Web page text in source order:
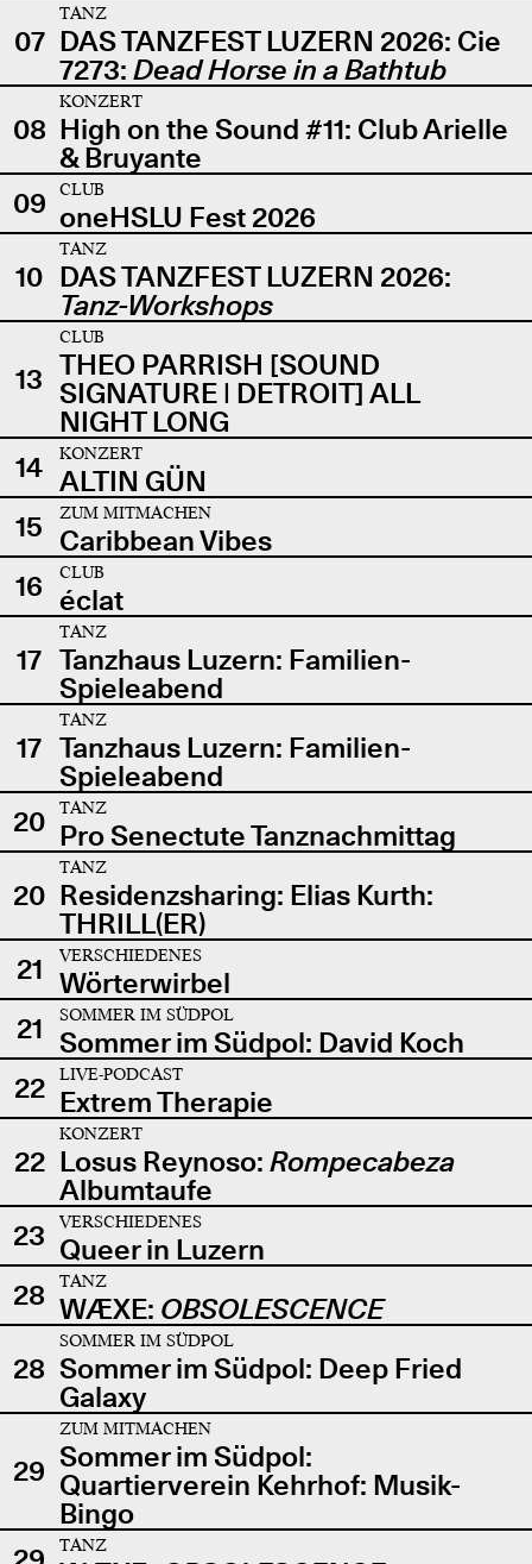
07
TANZ
DAS TANZFEST LUZERN 2026: Cie
7273: Dead Horse in a Bathtub
08
KONZERT
High on the Sound #11: Club Arielle
& Bruyante
09
CLUB
oneHSLU Fest 2026
10
TANZ
DAS TANZFEST LUZERN 2026:
Tanz-Workshops
13
CLUB
THEO PARRISH [SOUND
SIGNATURE | DETROIT] ALL
NIGHT LONG
14
KONZERT
ALTIN GÜN
15
ZUM MITMACHEN
Caribbean Vibes
16
CLUB
éclat
17
TANZ
Tanzhaus Luzern: Familien-
Spieleabend
17
TANZ
Tanzhaus Luzern: Familien-
Spieleabend
20
TANZ
Pro Senectute Tanznachmittag
20
TANZ
Residenzsharing: Elias Kurth:
THRILL(ER)
21
VERSCHIEDENES
Wörterwirbel
21
SOMMER IM SÜDPOL
Sommer im Südpol: David Koch
22
LIVE-PODCAST
Extrem Therapie
22
KONZERT
Losus Reynoso: Rompecabeza
Albumtaufe
23
VERSCHIEDENES
Queer in Luzern
28
TANZ
WÆXE: OBSOLESCENCE
28
SOMMER IM SÜDPOL
Sommer im Südpol: Deep Fried
Galaxy
29
ZUM MITMACHEN
Sommer im Südpol:
Quartierverein Kehrhof: Musik-
Bingo
TANZ